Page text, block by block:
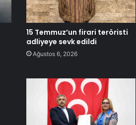
15 Temmuz’un firari teröristi
adliyeye sevk edildi
Ağustos 6, 2026